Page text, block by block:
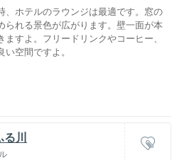
、ホテルのラウンジは最適です。窓の
られる景色が広がります。壁一面が本
すよ。フリードリンクやコーヒー、
空間ですよ。
る川